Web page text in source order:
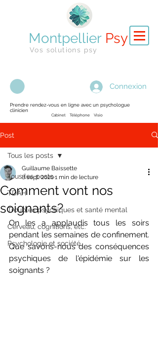
Montpellier Psy
Vos solutions psy
Connexion
Prendre rendez-vous en ligne avec un psychologue
clinicien
Cabinet Téléphone Visio
Post
Tous les posts
TDAH
Troubles psychiques et santé mental
Cerveau, cognitions, etc.
Psychologie et société
Tous les posts
Comment vont nos
soignants?
Guillaume Baissette
8 sept. 20201 min de lecture
On les a applaudis tous les soirs
pendant les semaines de confinement.
Que savons-nous des conséquences
psychiques de l'épidémie sur les
soignants ?